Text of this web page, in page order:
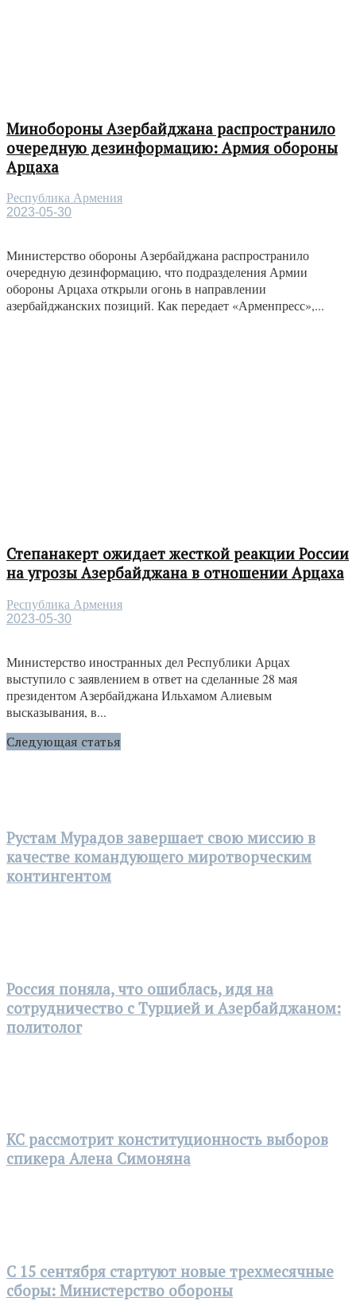
Минобороны Азербайджана распространило
очередную дезинформацию: Армия обороны
Арцаха
Республика Армения
2023-05-30
Министерство обороны Азербайджана распространило
очередную дезинформацию, что подразделения Армии
обороны Арцаха открыли огонь в направлении
азербайджанских позиций. Как передает «Арменпресс»,...
Степанакерт ожидает жесткой реакции России
на угрозы Азербайджана в отношении Арцаха
Республика Армения
2023-05-30
Министерство иностранных дел Республики Арцах
выступило с заявлением в ответ на сделанные 28 мая
президентом Азербайджана Ильхамом Алиевым
высказывания, в...
Следующая статья
Рустам Мурадов завершает свою миссию в
качестве командующего миротворческим
контингентом
Россия поняла, что ошиблась, идя на
сотрудничество с Турцией и Азербайджаном:
политолог
КС рассмотрит конституционность выборов
спикера Алена Симоняна
С 15 сентября стартуют новые трехмесячные
сборы: Министерство обороны